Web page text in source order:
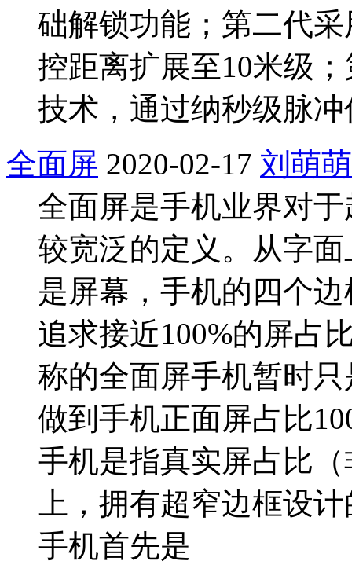
础解锁功能；第二代
控距离扩展至10米级
技术，通过纳秒级脉冲
全面屏 2020-02-17 刘萌萌
全面屏是手机业界对
较宽泛的定义。从字
是屏幕，手机的四个
追求接近100%的屏占
称的全面屏手机暂时
做到手机正面屏占比
手机是指真实屏占比
上，拥有超窄边框设
手机首先是